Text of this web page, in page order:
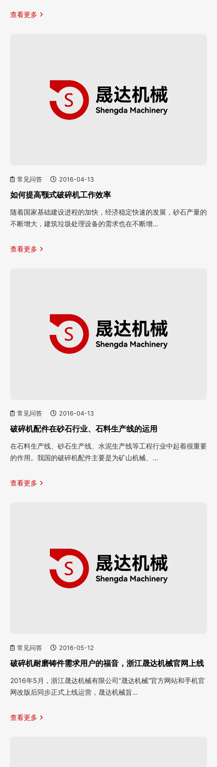
查看更多
常见问答 2016-04-13
如何提高颚式破碎机工作效率
随着国家基础建设进程的加快，经济稳定快速的发展，砂石产量的
不断增大，建筑垃圾处理设备的需求也在不断增…
查看更多
常见问答 2016-04-13
破碎机配件在砂石行业、石料生产线的运用
在石料生产线、砂石生产线、水泥生产线等工程行业中起着很重要
的作用。我国的破碎机配件主要是为矿山机械、…
查看更多
常见问答 2016-05-12
破碎机耐磨铸件需求用户的福音，浙江晟达机械官网上线
2016年5月，浙江晟达机械有限公司“晟达机械”官方网站和手机官
网改版后同步正式上线运营，晟达机械旨…
查看更多